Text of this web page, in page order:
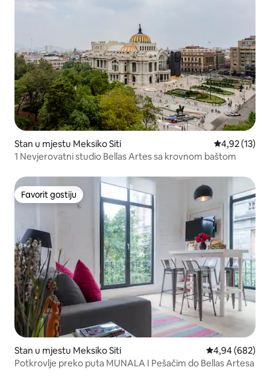
Stan u mjestu Meksiko Siti prosječna
4,92 (13)
1 Nevjerovatni studio Bellas Artes sa krovnom baštom
Favorit gostiju
Favorit gostiju
Stan u mjestu Meksiko Siti prosječna
4,94 (682)
Potkrovlje preko puta MUNALA I Pešačim do Bellas Artesa